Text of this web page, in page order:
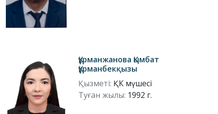
Құрманжанова Қымбат
Құрманбекқызы
Қызметі: ҚК мүшесі
Туған жылы: 1992 г.